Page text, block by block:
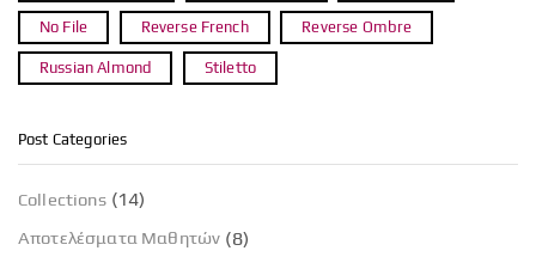
No File Reverse French Reverse Ombre
Russian Almond Stiletto
Post Categories
Collections(14)
Αποτελέσματα Μαθητών (8)